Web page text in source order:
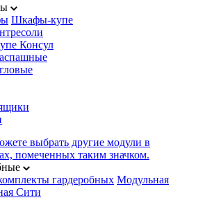
Шкафы-купе
Консул
выбрать другие модули в
помеченных таким значком.
гардеробных Модульная
Сити